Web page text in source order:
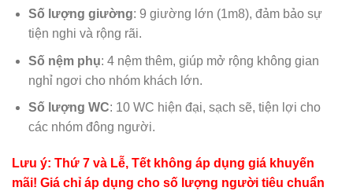
3.600.000 ₫.
Số lượng giường: 9 giường lớn (1m8), đảm bảo sự
tiện nghi và rộng rãi.
Số nệm phụ: 4 nệm thêm, giúp mở rộng không gian
nghỉ ngơi cho nhóm khách lớn.
Số lượng WC: 10 WC hiện đại, sạch sẽ, tiện lợi cho
các nhóm đông người.
Lưu ý: Thứ 7 và Lễ, Tết không áp dụng giá khuyến
mãi! Giá chỉ áp dụng cho số lượng người tiêu chuẩn